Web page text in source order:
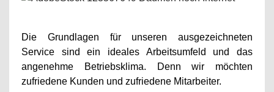
Die Grundlagen für unseren ausgezeichneten
Service sind ein ideales Arbeitsumfeld und das
angenehme Betriebsklima. Denn wir möchten
zufriedene Kunden und zufriedene Mitarbeiter.